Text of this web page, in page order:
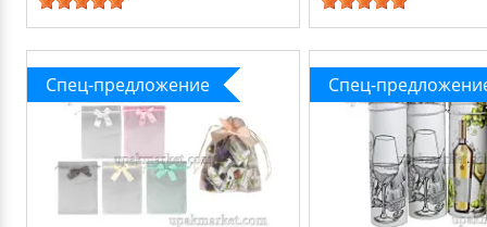
Спец-предложение Спец-